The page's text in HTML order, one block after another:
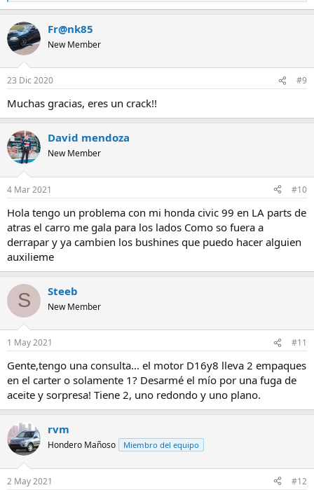
e
c
c
i
e
:
Fr@nk85
New Member
23 Dic 2020 #9
Muchas gracias, eres un crack!!
David mendoza
New Member
4 Mar 2021 #10
Hola tengo un problema con mi honda civic 99 en LA parts de
atras el carro me gala para los lados Como so fuera a
derrapar y ya cambien los bushines que puedo hacer alguien
auxilieme
S Steeb
New Member
1 May 2021 #11
Gente,tengo una consulta... el motor D16y8 lleva 2 empaques
en el carter o solamente 1? Desarmé el mío por una fuga de
aceite y sorpresa! Tiene 2, uno redondo y uno plano.
rvm
Hondero Mañoso Miembro del equipo
2 May 2021 #12